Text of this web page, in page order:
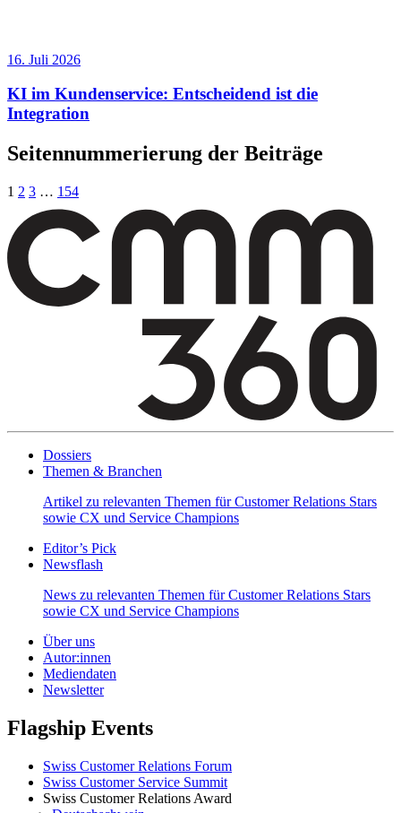
16. Juli 2026
KI im Kundenservice: Entscheidend ist die
Integration
Seitennummerierung der Beiträge
1 2 3 … 154
Dossiers
Themen & Branchen
Artikel zu relevanten Themen für Customer Relations Stars
sowie CX und Service Champions
Editor’s Pick
Newsflash
News zu relevanten Themen für Customer Relations Stars
sowie CX und Service Champions
Über uns
Autor:innen
Mediendaten
Newsletter
Flagship Events
Swiss Customer Relations Forum
Swiss Customer Service Summit
Swiss Customer Relations Award